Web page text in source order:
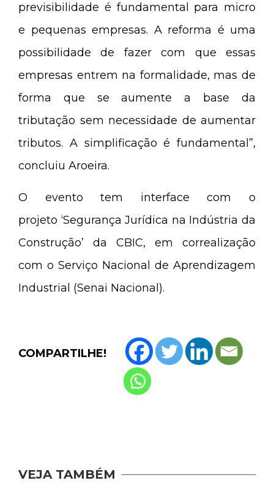
previsibilidade é fundamental para micro
e pequenas empresas. A reforma é uma
possibilidade de fazer com que essas
empresas entrem na formalidade, mas de
forma que se aumente a base da
tributação sem necessidade de aumentar
tributos. A simplificação é fundamental”,
concluiu Aroeira.
O evento tem interface com o
projeto ‘Segurança Jurídica na Indústria da
Construção’ da CBIC, em correalização
com o Serviço Nacional de Aprendizagem
Industrial (Senai Nacional).
COMPARTILHE!
VEJA TAMBÉM